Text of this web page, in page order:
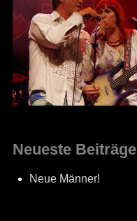
Neueste Beiträge
Neue Männer!